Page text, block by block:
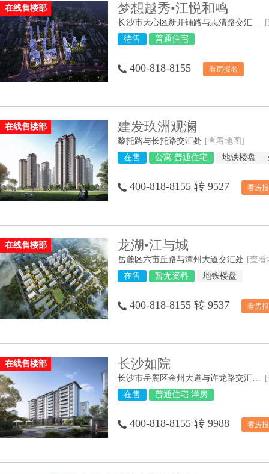
在线售楼部 梦想越秀•江悦和鸣
长沙市天心区新开铺路与志清路交汇处（长郡外国语实验学校旁）
待售
普通住宅
400-818-8155 看房报名
在线售楼部 建发玖洲观澜
黎托路与长托路交汇处 [查看地图]
在售
公寓 普通住宅 地铁楼盘
400-818-8155 转 9527 看房
在线售楼部 龙湖•江与城
岳麓区六亩丘路与潭州大道交汇处 [查看
在售
暂无资料 地铁楼盘
400-818-8155 转 9537 看房
在线售楼部 长沙如院
长沙市岳麓区金州大道与许龙路交汇处西南角
在售
普通住宅 洋房
400-818-8155 转 9988 看房